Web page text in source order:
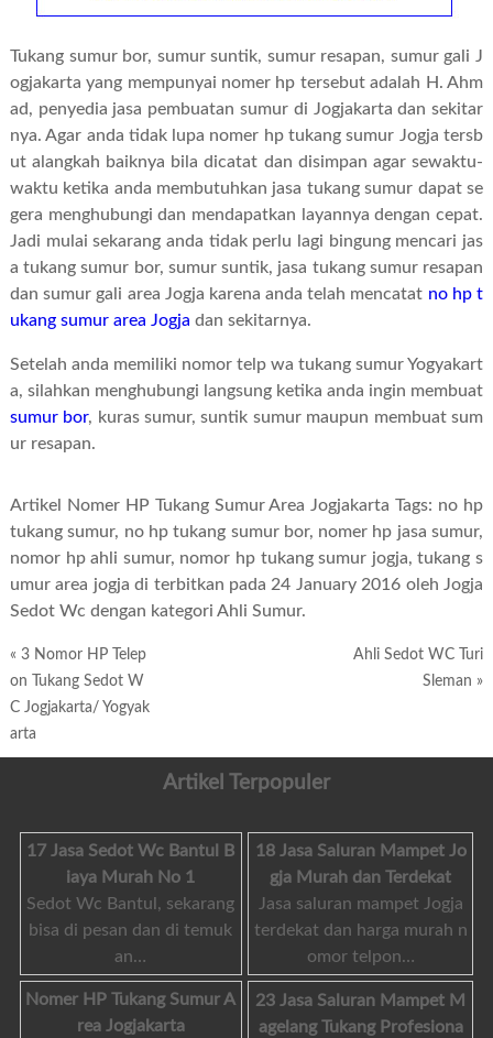
Tukang sumur bor, sumur suntik, sumur resapan, sumur gali J
ogjakarta yang mempunyai nomer hp tersebut adalah H. Ahm
ad, penyedia jasa pembuatan sumur di Jogjakarta dan sekitar
nya. Agar anda tidak lupa nomer hp tukang sumur Jogja tersb
ut alangkah baiknya bila dicatat dan disimpan agar sewaktu-
waktu ketika anda membutuhkan jasa tukang sumur dapat se
gera menghubungi dan mendapatkan layannya dengan cepat.
Jadi mulai sekarang anda tidak perlu lagi bingung mencari jas
a tukang sumur bor, sumur suntik, jasa tukang sumur resapan
dan sumur gali area Jogja karena anda telah mencatat no hp t
ukang sumur area Jogja dan sekitarnya.
Setelah anda memiliki nomor telp wa tukang sumur Yogyakart
a, silahkan menghubungi langsung ketika anda ingin membuat
sumur bor, kuras sumur, suntik sumur maupun membuat sum
ur resapan.
Artikel Nomer HP Tukang Sumur Area Jogjakarta Tags: no hp
tukang sumur, no hp tukang sumur bor, nomer hp jasa sumur,
nomor hp ahli sumur, nomor hp tukang sumur jogja,tukang s
umur area jogja di terbitkan pada 24 January 2016 oleh Jogja
Sedot Wc dengan kategori Ahli Sumur.
« 3 Nomor HP Telep
on Tukang Sedot W
C Jogjakarta/ Yogyak
arta
Ahli Sedot WC Turi
Sleman »
Artikel Terpopuler
17 Jasa Sedot Wc Bantul B
iaya Murah No 1
Sedot Wc Bantul, sekarang
bisa di pesan dan di temuk
an…
18 Jasa Saluran Mampet Jo
gja Murah dan Terdekat
Jasa saluran mampet Jogja
terdekat dan harga murah n
omor telpon…
Nomer HP Tukang Sumur A
rea Jogjakarta
23 Jasa Saluran Mampet M
agelang Tukang Profesiona